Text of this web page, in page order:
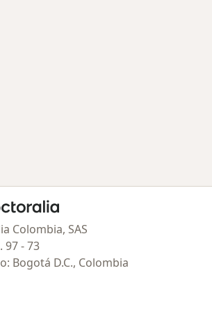
de inicio
Colombia, SAS
97 - 73
Bogotá D.C., Colombia